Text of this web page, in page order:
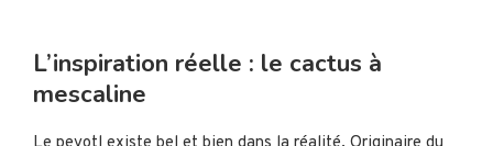
L’inspiration réelle : le cactus à
mescaline